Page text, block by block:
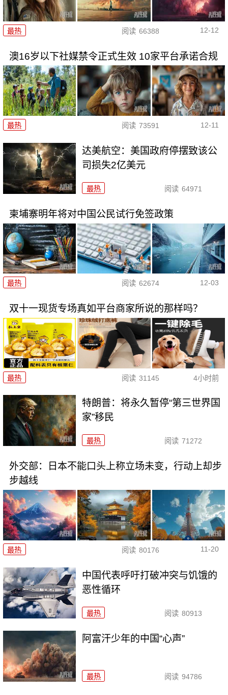
最热 阅读 66388 12-12
澳16岁以下社媒禁令正式生效 10家平台承诺合规
最热 阅读 73591 12-11
达美航空：美国政府停摆致该公
司损失2亿美元
最热 阅读 64971
柬埔寨明年将对中国公民试行免签政策
最热 阅读 62674 12-03
双十一现货专场真如平台商家所说的那样吗？
最热 阅读 31145 4小时前
特朗普：将永久暂停“第三世界国
家”移民
最热 阅读 71272
外交部：日本不能口头上称立场未变，行动上却步
步越线
最热 阅读 80176 11-20
中国代表呼吁打破冲突与饥饿的
恶性循环
最热 阅读 80913
阿富汗少年的中国“心声”
最热 阅读 94786